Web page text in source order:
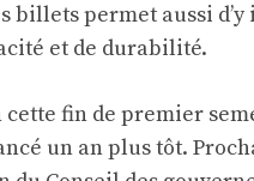
billets permet aussi
et de durabilité.
fin de premier
un an plus tôt.